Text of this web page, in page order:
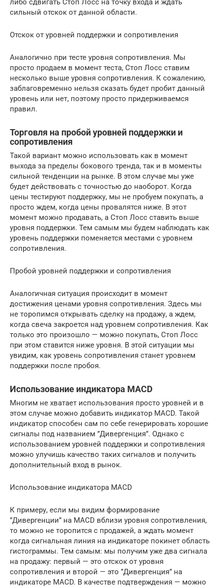
либо сдвигать Стоп Лосс на точку входа и ждать
сильный отскок от данной области.
Отскок от уровней поддержки и сопротивления
Аналогично при тесте уровня сопротивления. Мы
просто продаем в момент теста, Стоп Лосс ставим
несколько выше уровня сопротивления. К сожалению,
заблаговременно нельзя сказать будет пробит данный
уровень или нет, поэтому просто придерживаемся
правил.
Торговля на пробой уровней поддержки и
сопротивления
Такой вариант можно использовать как в момент
выхода за пределы бокового тренда, так и в моменты
сильной тенденции на рынке. В этом случае мы уже
будет действовать с точностью до наоборот. Когда
цены тестируют поддержку, мы не пробуем покупать, а
просто ждем, когда цены провалятся ниже. В этот
момент можно продавать, а Стоп Лосс ставить выше
уровня поддержки. Тем самым мы будем наблюдать как
уровень поддержки поменяется местами с уровнем
сопротивления.
Пробой уровней поддержки и сопротивления
Аналогичная ситуация происходит в момент
достижения ценами уровня сопротивления. Здесь мы
не торопимся открывать сделку на продажу, а ждем,
когда свеча закроется над уровнем сопротивления. Как
только это произошло — можно покупать, Стоп Лосс
при этом ставится ниже уровня. В этой ситуации мы
увидим, как уровень сопротивления станет уровнем
поддержки после пробоя.
Использование индикатора MACD
Многим не хватает использования просто уровней и в
этом случае можно добавить индикатор MACD. Такой
индикатор способен сам по себе генерировать хорошие
сигналы под названием ”Дивергенция”. Однако с
использованием уровней поддержки и сопротивления
можно улучишь качество таких сигналов и получить
дополнительный вход в рынок.
Использование индикатора MACD
К примеру, если мы видим формирование
”Дивергенции” на MACD вблизи уровня сопротивления,
то можно не торопится с продажей, а ждать момент
когда сигнальная линия на индикаторе покинет область
гистограммы. Тем самым: мы получим уже два сигнала
на продажу: первый — это отскок от уровня
сопротивления и второй — это ”Дивергенция” на
индикаторе MACD. В качестве подтверждения — можно